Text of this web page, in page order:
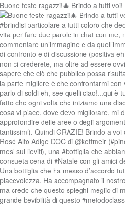
Buone feste ragazzi!🎄 Brindo a tutti voi!